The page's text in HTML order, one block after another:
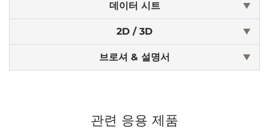
데이터 시트
2D / 3D
브로셔 & 설명서
관련 응용 제품